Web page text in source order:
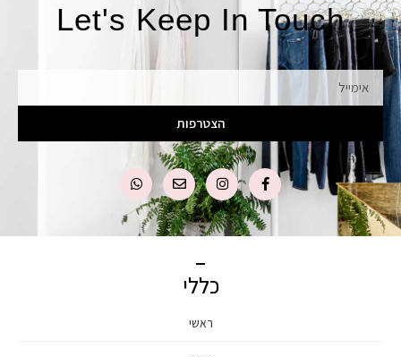
Let's Keep In Touch
אימייל
הצטרפות
כללי
ראשי